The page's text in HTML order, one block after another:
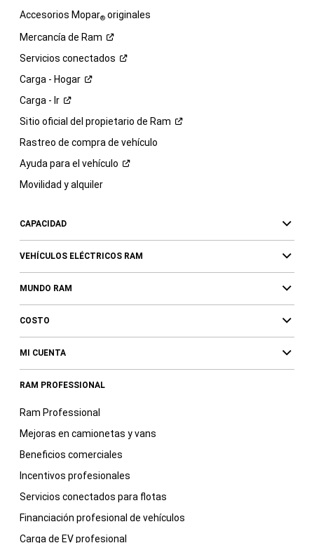
Accesorios Mopar®originales
Mercancía de Ram
Servicios conectados
Carga - Hogar
Carga - Ir
Sitio oficial del propietario de Ram
Rastreo de compra de vehículo
Ayuda para el vehículo
Movilidad y alquiler
CAPACIDAD
VEHÍCULOS ELÉCTRICOS RAM
MUNDO RAM
COSTO
MI CUENTA
RAM PROFESSIONAL
Ram Professional
Mejoras en camionetas y vans
Beneficios comerciales
Incentivos profesionales
Servicios conectados para flotas
Financiación profesional de vehículos
Carga de EV profesional